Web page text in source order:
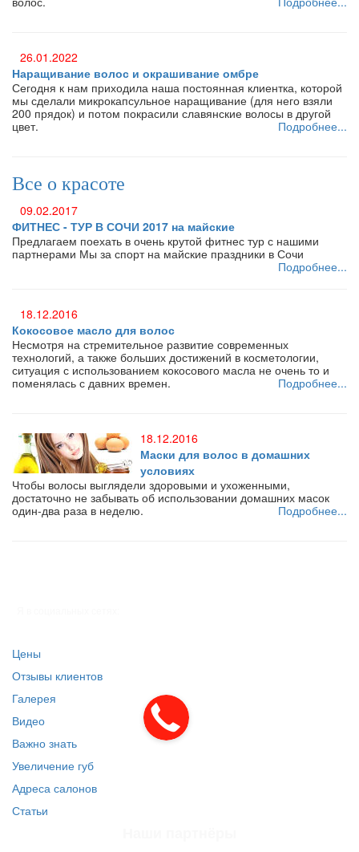
26.01.2022
Наращивание волос и окрашивание омбре
Сегодня к нам приходила наша постоянная клиентка, которой
мы сделали микрокапсульное наращивание (для него взяли
200 прядок) и потом покрасили славянские волосы в другой
цвет.
Подробнее...
Все о красоте
09.02.2017
ФИТНЕС - ТУР В СОЧИ 2017 на майские
Предлагаем поехать в очень крутой фитнес тур с нашими
партнерами Мы за спорт на майские праздники в Сочи
Подробнее...
18.12.2016
Кокосовое масло для волос
Несмотря на стремительное развитие современных
технологий, а также больших достижений в косметологии,
ситуация с использованием кокосового масла не очень то и
поменялась с давних времен.
Подробнее...
18.12.2016
Маски для волос в домашних
условиях
Чтобы волосы выглядели здоровыми и ухоженными,
достаточно не забывать об использовании домашних масок
один-два раза в неделю.
Подробнее...
Цены
Отзывы клиентов
Галерея
Видео
Важно знать
Увеличение губ
Адреса салонов
Статьи